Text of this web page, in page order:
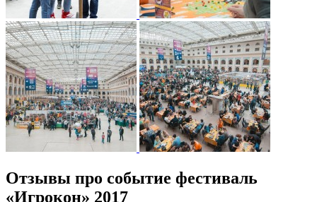
Отзывы про событие фестиваль
«Игрокон» 2017